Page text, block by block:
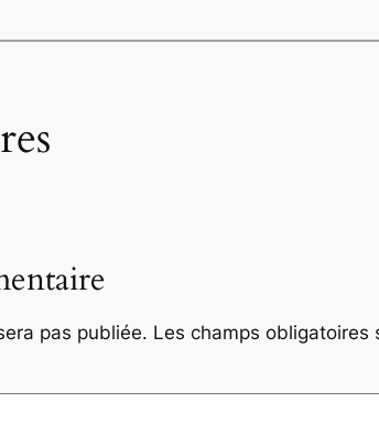
pas publiée. Les champs obligatoires